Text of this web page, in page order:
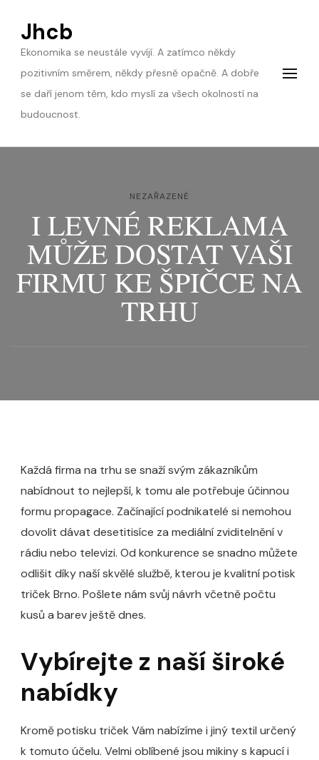
Jhcb
Ekonomika se neustále vyvíjí. A zatímco někdy
pozitivním směrem, někdy přesně opačně. A dobře
se daří jenom těm, kdo myslí za všech okolností na
budoucnost.
NEZAŘAZENÉ
I LEVNÉ REKLAMA
MŮŽE DOSTAT VAŠI
FIRMU KE ŠPIČCE NA
TRHU
Každá firma na trhu se snaží svým zákazníkům
nabídnout to nejlepší, k tomu ale potřebuje účinnou
formu propagace. Začínající podnikatelé si nemohou
dovolit dávat desetitisíce za mediální zviditelnění v
rádiu nebo televizi. Od konkurence se snadno můžete
odlišit díky naší skvělé službě, kterou je kvalitnípotisk
triček Brno. Pošlete nám svůj návrh včetně počtu
kusů a barev ještě dnes.
Vybírejte z naší široké
nabídky
Kromě potisku triček Vám nabízíme i jiný textil určený
k tomuto účelu. Velmi oblíbené jsou mikiny s kapucí i